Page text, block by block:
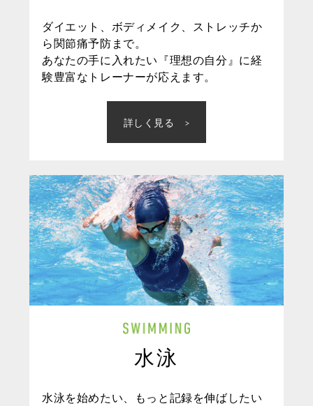
ダイエット、ボディメイク、ストレッチか
ら関節痛予防まで。
あなたの手に入れたい『理想の自分』に経
験豊富なトレーナーが応えます。
詳しく見る
水泳
水泳を始めたい、もっと記録を伸ばしたい